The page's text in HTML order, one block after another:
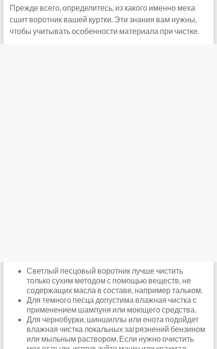
Прежде всего, определитесь, из какого именно меха
сшит воротник вашей куртки. Эти знания вам нужны,
чтобы учитывать особенности материала при чистке.
Светлый песцовый воротник лучше чистить
только сухим методом с помощью веществ, не
содержащих масла в составе, например тальком.
Для темного песца допустима влажная чистка с
применением шампуня или моющего средства.
Для чернобурки, шиншиллы или енота подойдет
влажная чистка локальных загрязнений бензином
или мыльным раствором. Если нужно очистить